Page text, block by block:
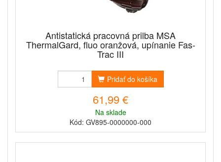
Antistatická pracovná prilba MSA
ThermalGard, fluo oranžová, upínanie Fas-
Trac III
Pridať do košíka
61,99 €
Na sklade
Kód: GV895-0000000-000